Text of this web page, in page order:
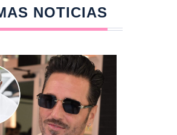
NOTICIAS